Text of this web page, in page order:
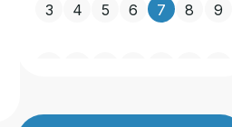
3 4 5 6 7 8 9